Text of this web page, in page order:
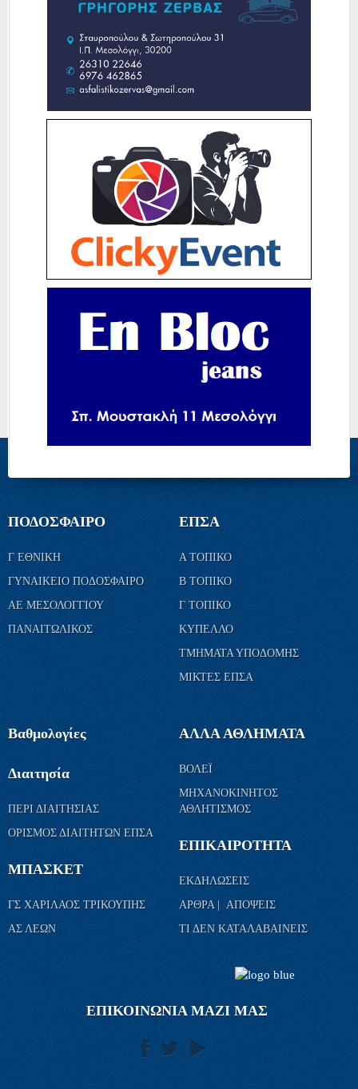
ΠΟΔΟΣΦΑΙΡΟ
Γ ΕΘΝΙΚΗ
ΓΥΝΑΙΚΕΙΟ ΠΟΔΟΣΦΑΙΡΟ
ΑΕ ΜΕΣΟΛΟΓΓΙΟΥ
ΠΑΝΑΙΤΩΛΙΚΟΣ
ΕΠΣΑ
Α ΤΟΠΙΚΟ
Β ΤΟΠΙΚΟ
Γ ΤΟΠΙΚΟ
ΚΥΠΕΛΛΟ
ΤΜΗΜΑΤΑ ΥΠΟΔΟΜΗΣ
ΜΙΚΤΕΣ ΕΠΣΑ
Βαθμολογίες
Διαιτησία
ΠΕΡΙ ΔΙΑΙΤΗΣΙΑΣ
ΟΡΙΣΜΟΣ ΔΙΑΙΤΗΤΩΝ ΕΠΣΑ
ΜΠΑΣΚΕΤ
ΓΣ ΧΑΡΙΛΑΟΣ ΤΡΙΚΟΥΠΗΣ
ΑΣ ΛΕΩΝ
ΑΛΛΑ ΑΘΛΗΜΑΤΑ
ΒΟΛΕΪ
ΜΗΧΑΝΟΚΙΝΗΤΟΣ
ΑΘΛΗΤΙΣΜΟΣ
ΕΠΙΚΑΙΡΟΤΗΤΑ
ΕΚΔΗΛΩΣΕΙΣ
ΑΡΘΡΑ | ΑΠΟΨΕΙΣ
ΤΙ ΔΕΝ ΚΑΤΑΛΑΒΑΙΝΕΙΣ
ΕΠΙΚΟΙΝΩΝΙΑ ΜΑΖΙ ΜΑΣ